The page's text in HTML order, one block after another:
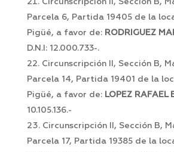
Circunscripción II, Sección B,
Parcela 6, Partida 19405 de la
Pigüé, a favor de: RODRIGUEZ
D.N.I: 12.000.733-.
Circunscripción II, Sección B,
Parcela 14, Partida 19401 de la
Pigüé, a favor de: LOPEZ RAFAEL
10.105.136.-
Circunscripción II, Sección B,
Parcela 17, Partida 19385 de la